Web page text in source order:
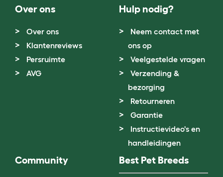
Over ons
Over ons
Klantenreviews
Persruimte
AVG
Hulp nodig?
Neem contact met
ons op
Veelgestelde vragen
Verzending &
bezorging
Retourneren
Garantie
Instructievideo's en
handleidingen
Community Best Pet Breeds